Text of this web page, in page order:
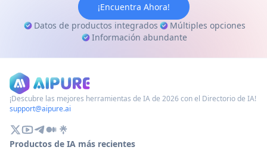
¡Encuentra Ahora!
Datos de productos integrados
Múltiples opciones
Información abundante
¡Descubre las mejores herramientas de IA de 2026 con el Directorio de IA!
support@aipure.ai
Productos de IA más recientes